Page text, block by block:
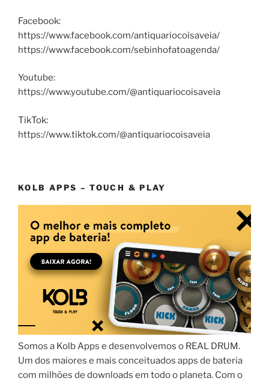
Facebook:
https://www.facebook.com/antiquariocoisaveia/
https://www.facebook.com/sebinhofatoagenda/
Youtube:
https://www.youtube.com/@antiquariocoisaveia
TikTok:
https://www.tiktok.com/@antiquariocoisaveia
KOLB APPS – TOUCH & PLAY
Somos a Kolb Apps e desenvolvemos o REAL DRUM.
Um dos maiores e mais conceituados apps de bateria
com milhões de downloads em todo o planeta. Com o